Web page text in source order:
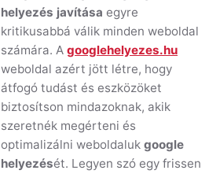
helyezés javítása egyre
kritikusabbá válik minden weboldal
számára. A googlehelyezes.hu
weboldal azért jött létre, hogy
átfogó tudást és eszközöket
biztosítson mindazoknak, akik
szeretnék megérteni és
optimalizálni weboldaluk google
helyezését. Legyen szó egy frissen